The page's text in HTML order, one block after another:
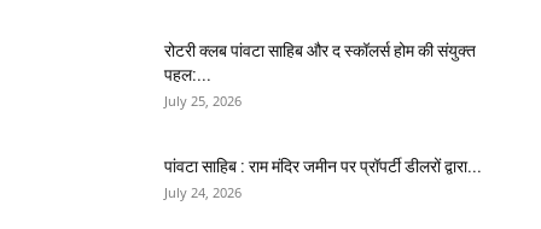
​रोटरी क्लब पांवटा साहिब और द स्कॉलर्स होम की संयुक्त
पहल:...
July 25, 2026
पांवटा साहिब : राम मंदिर जमीन पर प्रॉपर्टी डीलरों द्वारा...
July 24, 2026